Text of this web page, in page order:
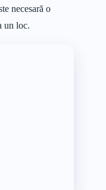
necesară o
un loc.